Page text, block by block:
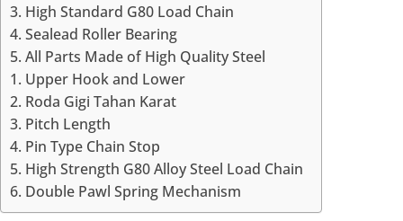
3. High Standard G80 Load Chain
4. Sealead Roller Bearing
5. All Parts Made of High Quality Steel
1. Upper Hook and Lower
2. Roda Gigi Tahan Karat
3. Pitch Length
4. Pin Type Chain Stop
5. High Strength G80 Alloy Steel Load Chain
6. Double Pawl Spring Mechanism